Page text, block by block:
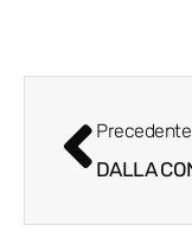
Precedente